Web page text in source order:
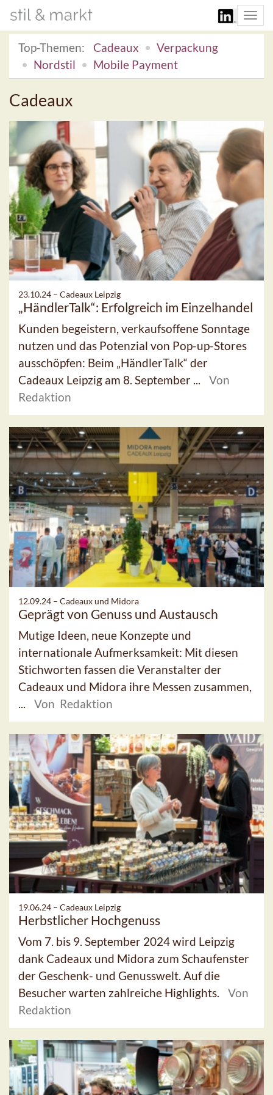
Top-Themen:
Cadeaux
Verpackung
Nordstil
Mobile Payment
Cadeaux
23.10.24 – Cadeaux Leipzig
„HändlerTalk“: Erfolgreich im Einzelhandel
Kunden begeistern, verkaufsoffene Sonntage
nutzen und das Potenzial von Pop-up-Stores
ausschöpfen: Beim „HändlerTalk“ der
Cadeaux Leipzig am 8. September ...
Von
Redaktion
12.09.24 – Cadeaux und Midora
Geprägt von Genuss und Austausch
Mutige Ideen, neue Konzepte und
internationale Aufmerksamkeit: Mit diesen
Stichworten fassen die Veranstalter der
Cadeaux und Midora ihre Messen zusammen,
Von Redaktion
19.06.24 – Cadeaux Leipzig
Herbstlicher Hochgenuss
Vom 7. bis 9. September 2024 wird Leipzig
dank Cadeaux und Midora zum Schaufenster
der Geschenk- und Genusswelt. Auf die
Besucher warten zahlreiche Highlights.
Von
Redaktion